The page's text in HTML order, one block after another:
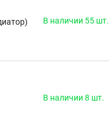
В наличии 55 шт.
В наличии 8 шт.